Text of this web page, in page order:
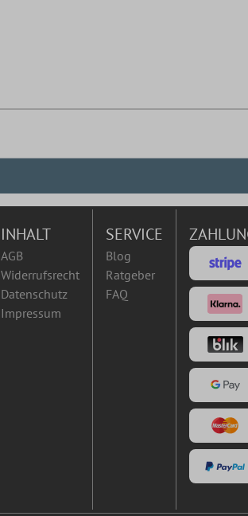
INHALT
AGB
Widerrufsrecht
Datenschutz
Impressum
SERVICE
Blog
Ratgeber
FAQ